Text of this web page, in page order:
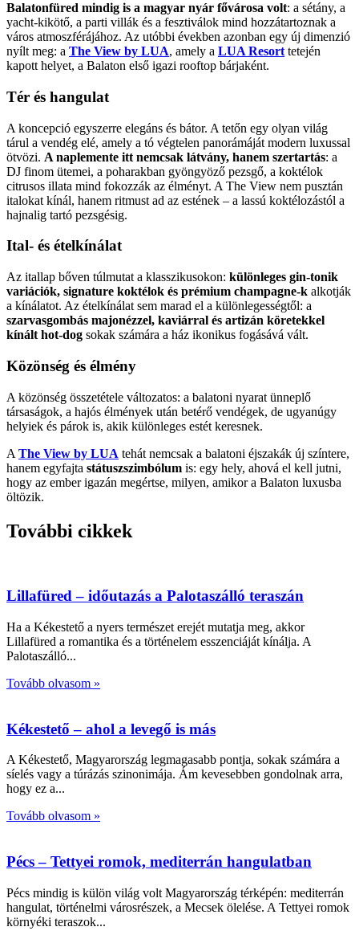
Balatonfüred mindig is a magyar nyár fővárosa volt: a sétány, a
yacht-kikötő, a parti villák és a fesztiválok mind hozzátartoznak a
város atmoszférájához. Az utóbbi években azonban egy új dimenzió
nyílt meg: a The View by LUA, amely a LUA Resort tetején
kapott helyet, a Balaton első igazi rooftop bárjaként.
Tér és hangulat
A koncepció egyszerre elegáns és bátor. A tetőn egy olyan világ
tárul a vendég elé, amely a tó végtelen panorámáját modern luxussal
ötvözi. A naplemente itt nemcsak látvány, hanem szertartás: a
DJ finom ütemei, a poharakban gyöngyöző pezsgő, a koktélok
citrusos illata mind fokozzák az élményt. A The View nem pusztán
italokat kínál, hanem ritmust ad az estének – a lassú koktélozástól a
hajnalig tartó pezsgésig.
Ital- és ételkínálat
Az itallap bőven túlmutat a klasszikusokon: különleges gin-tonik
variációk, signature koktélok és prémium champagne-k alkotják
a kínálatot. Az ételkínálat sem marad el a különlegességtől: a
szarvasgombás majonézzel, kaviárral és artizán köretekkel
kínált hot-dog sokak számára a ház ikonikus fogásává vált.
Közönség és élmény
A közönség összetétele változatos: a balatoni nyarat ünneplő
társaságok, a hajós élmények után betérő vendégek, de ugyanúgy
helyiek és párok is, akik különleges estét keresnek.
A The View by LUA tehát nemcsak a balatoni éjszakák új színtere,
hanem egyfajta státuszszimbólum is: egy hely, ahová el kell jutni,
hogy az ember igazán megértse, milyen, amikor a Balaton luxusba
öltözik.
További cikkek
Lillafüred – időutazás a Palotaszálló teraszán
Ha a Kékestető a nyers természet erejét mutatja meg, akkor
Lillafüred a romantika és a történelem esszenciáját kínálja. A
Palotaszálló
Tovább olvasom »
Kékestető – ahol a levegő is más
A Kékestető, Magyarország legmagasabb pontja, sokak számára a
síelés vagy a túrázás szinonimája. Ám kevesebben gondolnak arra,
hogy ez a
Tovább olvasom »
Pécs – Tettyei romok, mediterrán hangulatban
Pécs mindig is külön világ volt Magyarország térképén: mediterrán
hangulat, történelmi városrészek, a Mecsek ölelése. A Tettyei romok
környéki teraszok